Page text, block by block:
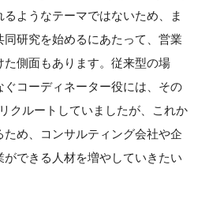
ようなテーマではないため、ま
研究を始めるにあたって、営業
側面もあります。従来型の場
コーディネーター役には、その
クルートしていましたが、これか
ため、コンサルティング会社や企
できる人材を増やしていきたい